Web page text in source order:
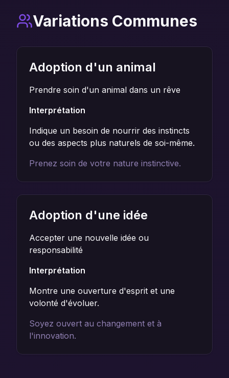
Variations Communes
Adoption d'un animal
Prendre soin d'un animal dans un rêve
Interprétation
Indique un besoin de nourrir des instincts
ou des aspects plus naturels de soi-même.
Prenez soin de votre nature instinctive.
Adoption d'une idée
Accepter une nouvelle idée ou
responsabilité
Interprétation
Montre une ouverture d'esprit et une
volonté d'évoluer.
Soyez ouvert au changement et à
l'innovation.